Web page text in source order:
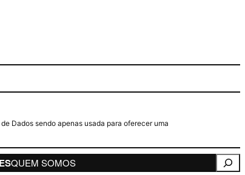
Dados sendo apenas usada para oferecer uma
QUEM SOMOS